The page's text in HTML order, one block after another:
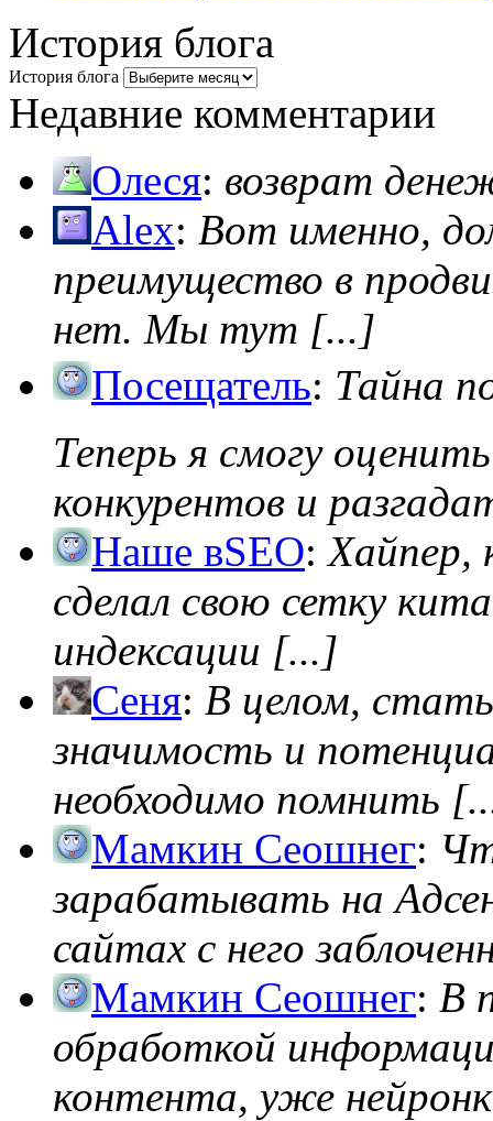
История блога
История блога
Недавние комментарии
Олеся: возврат
Alex: Вот именно,
преимущество в
нет. Мы тут [...]
Посещатель: Тайна
Теперь я смогу
конкурентов и
Наше вSEO: Хайпер,
сделал свою сетку
индексации [...]
Сеня: В целом,
значимость и
необходимо помнить
Мамкин Сеошнег:
зарабатывать на
сайтах с него
Мамкин Сеошнег: В
обработкой
контента, уже